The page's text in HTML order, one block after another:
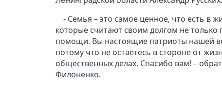
- Семья – это самое ценное, что есть в
которые считают своим долгом не только
помощи. Вы настоящие патриоты нашей
потому что не остаетесь в стороне от
общественных делах. Спасибо вам! –
Филоненко.